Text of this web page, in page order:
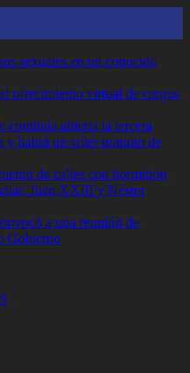
sexuales en un conocido
ofrecimiento virtual de cargos
abierta la tercera
habrá un taller gratuito de
de calles con hormigón
Juan XXIII y Néstor
a una reunión de
Gobierno